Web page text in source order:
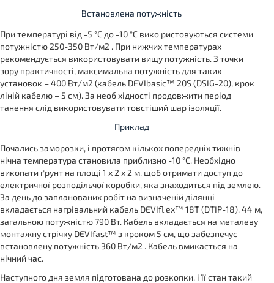
Встановлена потужність
При температурі від -5 °С до -10 °С вико ристовуються системи
потужністю 250-350 Вт/м2 . При нижчих температурах
рекомендується використовувати вищу потужність. З точки
зору практичності, максимальна потужність для таких
установок – 400 Вт/м2 (кабель DEVIbasic™ 20S (DSIG-20), крок
ліній кабелю – 5 см). За необ хідності продовжити період
танення слід використовувати товстіший шар ізоляції.
Приклад
Почались заморозки, і протягом кількох попередніх тижнів
нічна температура становила приблизно -10 °С. Необхідно
викопати ґрунт на площі 1 х 2 х 2 м, щоб отримати доступ до
електричної розподільчої коробки, яка знаходиться під землею.
За день до запланованих робіт на визначеній ділянці
вкладається нагрівальний кабель DEVIfl ex™ 18T (DTIP-18), 44 м,
загальною потужністю 790 Вт. Кабель вкладається на металеву
монтажну стрічку DEVIfast™ з кроком 5 см, що забезпечує
встановлену потужність 360 Вт/м2 . Кабель вмикається на
нічний час.
Наступного дня земля підготована до розкопки, і її стан такий